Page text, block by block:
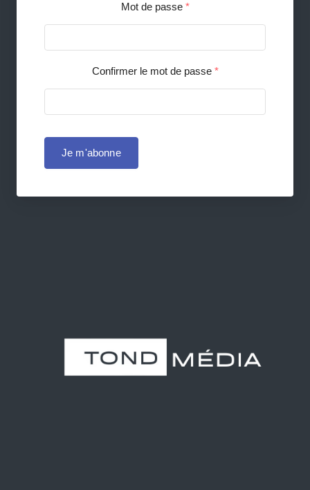
Mot de passe *
Confirmer le mot de passe *
Je m'abonne